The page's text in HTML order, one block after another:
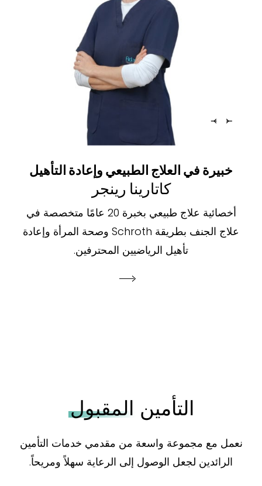
خبيرة في العلاج الطبيعي وإعادة التأهيل
كاتارينا رينجر
أخصائية علاج طبيعي بخبرة 20 عامًا متخصصة في
علاج الجنف بطريقة Schroth وصحة المرأة وإعادة
تأهيل الرياضيين المحترفين.
التأمين المقبول
نعمل مع مجموعة واسعة من مقدمي خدمات التأمين
الرائدين لجعل الوصول إلى الرعاية سهلاً ومريحاً.